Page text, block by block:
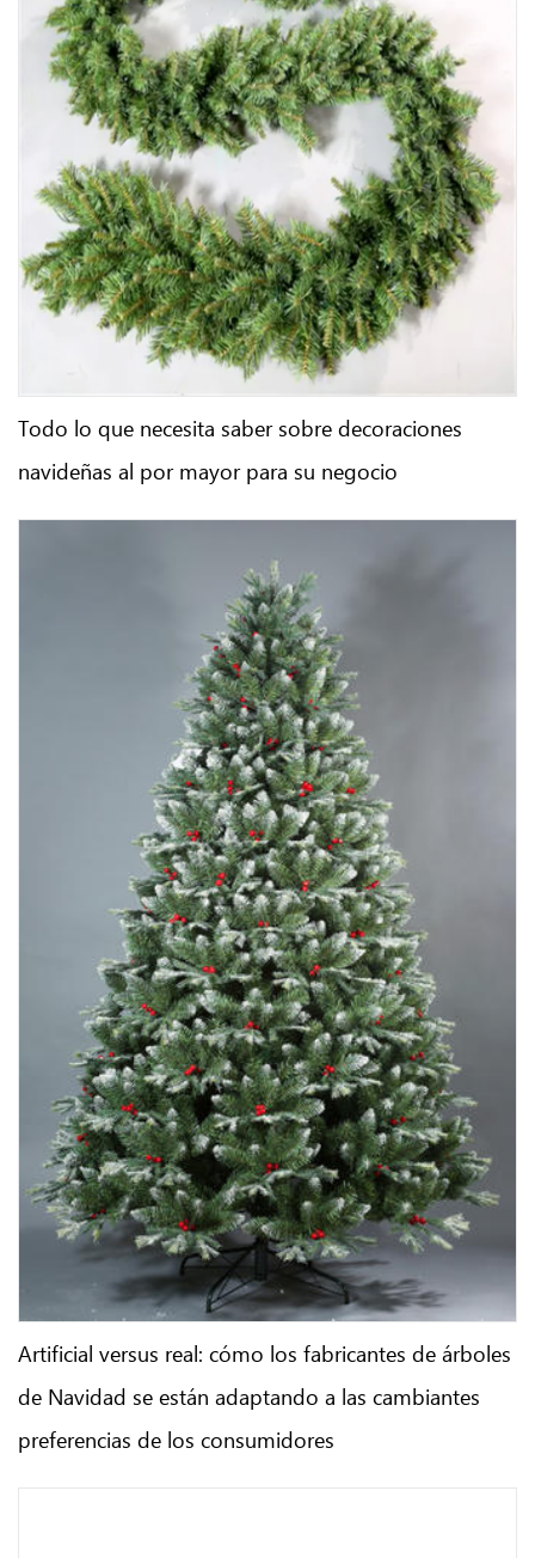
Todo lo que necesita saber sobre decoraciones
navideñas al por mayor para su negocio
Artificial versus real: cómo los fabricantes de árboles
de Navidad se están adaptando a las cambiantes
preferencias de los consumidores